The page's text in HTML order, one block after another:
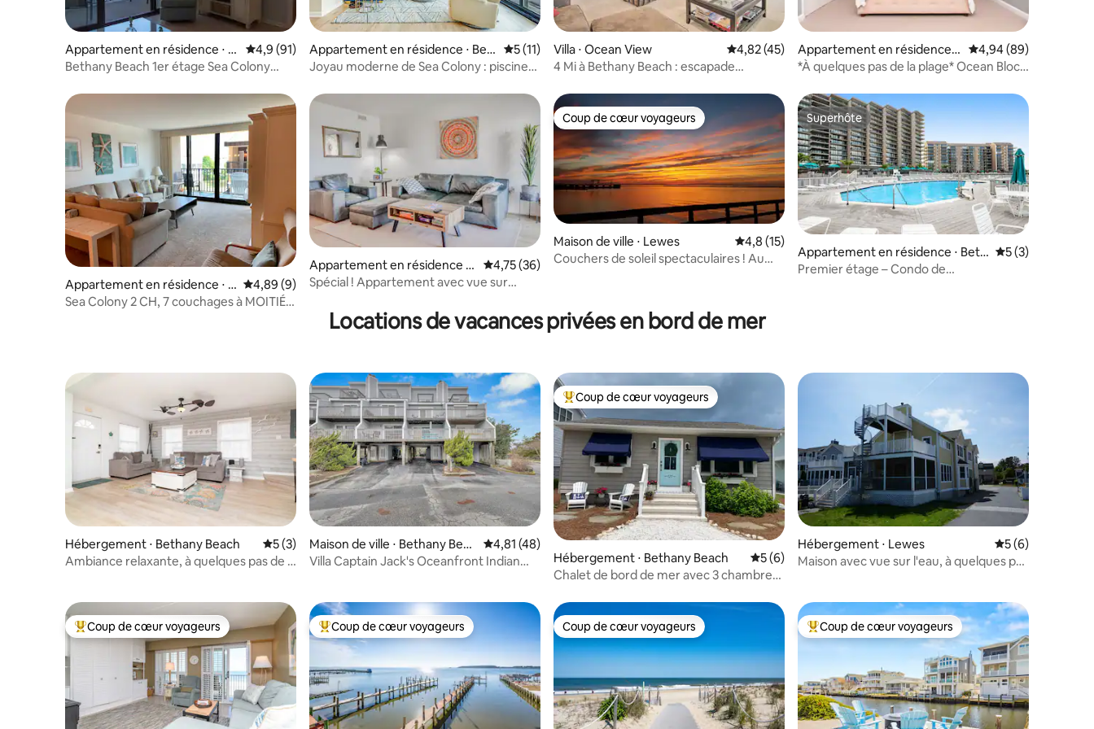
Appartement en résidence ⋅ B
ethany Beach
Évaluation moyenne sur la base de 91 commentaires : 4,9 sur 5
4,9 (91)
Bethany Beach 1er étage Sea Colony
Appartement en résidence ⋅ Bet
hany Beach
Évaluation moyenne sur la base de 11 commentaires : 5 sur 5
5 (11)
Joyau moderne de Sea Colony : piscines,
Villa ⋅ Ocean View Évaluation moyenne sur la base de 45 commentaires : 4,82 sur 5
4,82 (45)
4 Mi à Bethany Beach : escapade
Appartement en résidence ⋅
Dewey Beach
Évaluation moyenne
4,94 (89)
*À quelques pas de la plage* Ocean Block
Appartement en résidence ⋅ B
ethany Beach
Évaluation moyenne sur la base de 9 commentaires : 4,89 sur 5
4,89 (9)
Sea Colony 2 CH, 7 couchages à MOITIÉ
Appartement en résidence ⋅
Ocean View
Évaluation moyenne sur la base de 36 commentaires : 4,75 sur 5
4,75 (36)
Spécial ! Appartement avec vue sur
Coup de cœur voyageurs
Coup de cœur voyageurs
Maison de ville ⋅ Lewes Évaluation moyenne sur la base de 15 commentaires : 4,8 sur 5
4,8 (15)
Couchers de soleil spectaculaires ! Au
Superhôte
Superhôte
Appartement en résidence ⋅ Beth
any Beach
Évaluation
5 (3)
Premier étage – Condo de
Locations de vacances privées en bord de mer
Hébergement ⋅ Bethany Beach Évaluation moyenne sur la base de 3 commentaires : 5 sur 5
5 (3)
Ambiance relaxante, à quelques pas de la
Maison de ville ⋅ Bethany Beac
h
Évaluation moyenne sur la base de 48 commentaires : 4,81 sur 5
4,81 (48)
Villa Captain Jack's Oceanfront Indian
Coups de cœur voyageurs les plus appréciés
Coup de cœur voyageurs
Hébergement ⋅ Bethany Beach Évaluation moyenne sur la base de 6 commentaires : 5 sur 5
5 (6)
Chalet de bord de mer avec 3 chambres
Hébergement ⋅ Lewes Évaluation
5 (6)
Maison avec vue sur l'eau, à quelques pas
Coups de cœur voyageurs les plus appréciés
Coup de cœur voyageurs Coups de cœur voyageurs les plus appréciés
Coup de cœur voyageurs Coup de cœur voyageurs
Coup de cœur voyageurs Coups de cœur voyageurs les plus appréciés
Coup de cœur voyageurs